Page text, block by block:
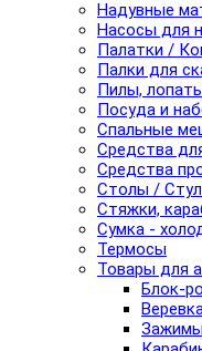
Надувные
Насосы для
Палатки /
Палки для
Пилы,
Посуда и
Спальные
Средства
Средства
Столы /
Стяжки,
Сумка -
Термосы
Товары для
Блок-
Зажимы